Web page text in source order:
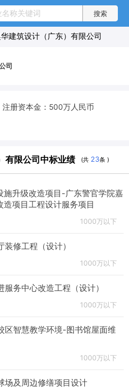
建筑设计（广东）有限公司
司
注册资本金：500万人民币
有限公司中标业绩 (共 23条 )
施升级改造项目-广东警官学院嘉
造项目工程设计服务项目
1000万以下
修工程（设计）
1000万以下
务中心改造工程（设计）
1000万以下
区智慧教学环境-图书馆屋面维
1000万以下
场及周边修缮项目设计